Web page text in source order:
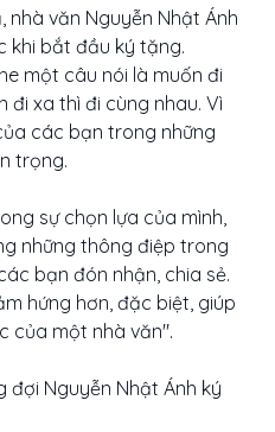
văn Nguyễn Nhật Ánh
khi bắt đầu ký tặng.
một câu nói là muốn đi
đi xa thì đi cùng nhau. Vì
các bạn trong những
trọng.
sự chọn lựa của mình,
những thông điệp trong
bạn đón nhận, chia sẻ.
hứng hơn, đặc biệt, giúp
của một nhà văn".
đợi Nguyễn Nhật Ánh ký